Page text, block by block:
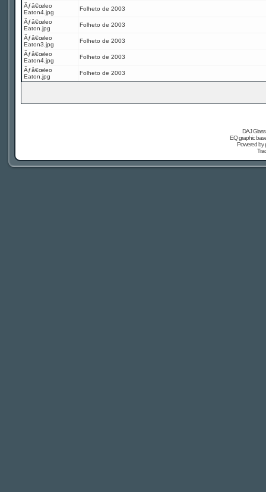
Ãƒâ€œleo
Eaton4.jpg
Folheto de 2003
Ãƒâ€œleo
Eaton.jpg
Folheto de 2003
Ãƒâ€œleo
Eaton3.jpg
Folheto de 2003
Ãƒâ€œleo
Eaton4.jpg
Folheto de 2003
Ãƒâ€œleo
Eaton.jpg
Folheto de 2003
DAJ
EQ graphic
Powered by